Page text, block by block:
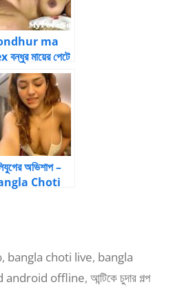
ma
বন্ধুর মায়ের পেটে
বাচ্চা পার্ট-1
অভিশাপ –
Choti
, bangla choti live, bangla
android offline, আন্টিকে চুদার গল্প